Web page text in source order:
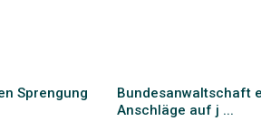
Sprengung
Bundesanwaltschaft
Anschläge auf j ...